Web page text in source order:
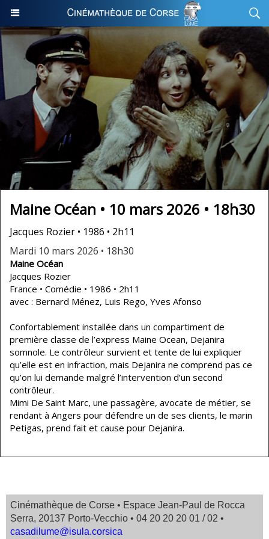
Maine Océan • 10 mars 2026 • 18h30
Jacques Rozier • 1986 • 2h11
Mardi 10 mars 2026 • 18h30
Maine Océan
Jacques Rozier
France • Comédie • 1986 • 2h11
avec : Bernard Ménez, Luis Rego, Yves Afonso
Confortablement installée dans un compartiment de
première classe de l’express Maine Ocean, Dejanira
somnole. Le contrôleur survient et tente de lui expliquer
qu’elle est en infraction, mais Dejanira ne comprend pas ce
qu’on lui demande malgré l’intervention d’un second
contrôleur.
Mimi De Saint Marc, une passagère, avocate de métier, se
rendant à Angers pour défendre un de ses clients, le marin
Petigas, prend fait et cause pour Dejanira.
Cinémathèque de Corse • Espace Jean-Paul de Rocca
Serra, 20137 Porto-Vecchio • 04 20 20 20 01 / 02 •
casadilume@isula.corsica